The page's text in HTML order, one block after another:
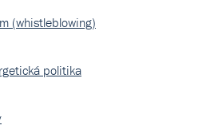
(whistleblowing)
politika